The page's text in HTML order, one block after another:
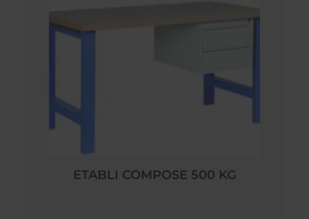
ETABLI COMPOSE 500 KG